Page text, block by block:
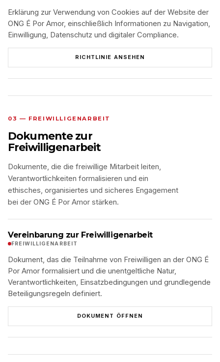
Erklärung zur Verwendung von Cookies auf der Website der
ONG É Por Amor, einschließlich Informationen zu Navigation,
Einwilligung, Datenschutz und digitaler Compliance.
RICHTLINIE ANSEHEN
03 — FREIWILLIGENARBEIT
Dokumente zur
Freiwilligenarbeit
Dokumente, die die freiwillige Mitarbeit leiten,
Verantwortlichkeiten formalisieren und ein
ethisches, organisiertes und sicheres Engagement
bei der ONG É Por Amor stärken.
Vereinbarung zur Freiwilligenarbeit
FREIWILLIGENARBEIT
Dokument, das die Teilnahme von Freiwilligen an der ONG É
Por Amor formalisiert und die unentgeltliche Natur,
Verantwortlichkeiten, Einsatzbedingungen und grundlegende
Beteiligungsregeln definiert.
DOKUMENT ÖFFNEN